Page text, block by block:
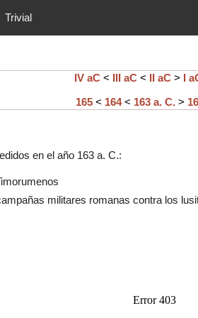
etc.) de la
Trivial
IV aC < III aC < II aC > I
165 < 164< 163 a. C. >
en el año 163 a. C.:
militares romanas contra los